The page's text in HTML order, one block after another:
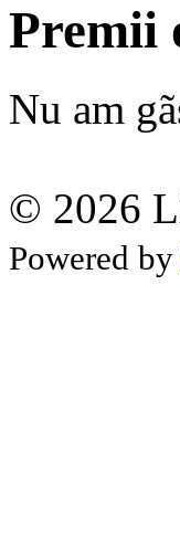
Premii
Nu am
© 2026
Powered by